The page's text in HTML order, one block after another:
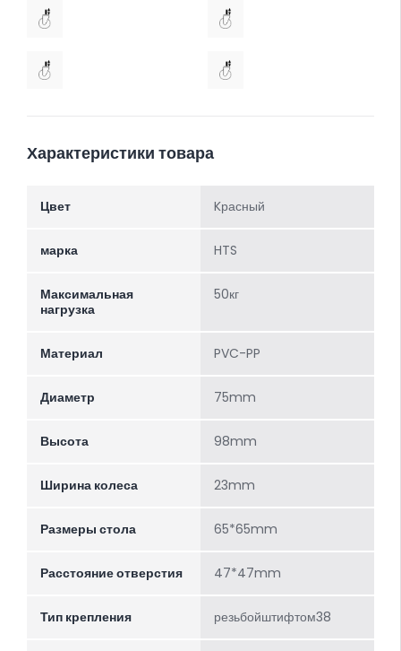
Характеристики товара
Цвет Kрасный
марка HTS
Максимальная
нагрузка
50кг
Материал PVC-PP
Диаметр 75mm
Высота 98mm
Ширина колеса 23mm
Размеры стола 65*65mm
Расстояние отверстия 47*47mm
Тип крепления резьбойштифтом38